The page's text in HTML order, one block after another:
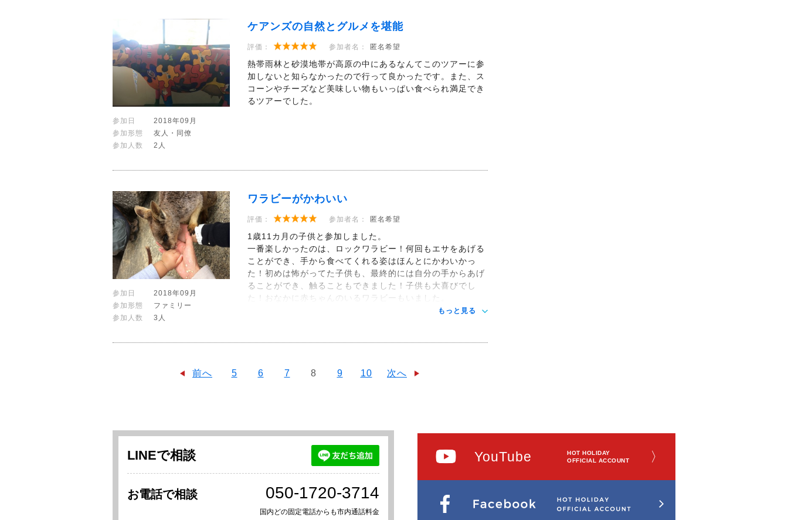
ケアンズの自然とグルメを堪能
評価： 参加者名： 匿名希望
熱帯雨林と砂漠地帯が高原の中にあるなんてこのツアーに参
加しないと知らなかったので行って良かったです。また、ス
コーンやチーズなど美味しい物もいっぱい食べられ満足でき
るツアーでした。
参加日
2018年09月
参加形態
友人・同僚
参加人数
2人
ワラビーがかわいい
評価： 参加者名： 匿名希望
1歳11カ月の子供と参加しました。
一番楽しかったのは、ロックワラビー！何回もエサをあげる
ことができ、手から食べてくれる姿はほんとにかわいかっ
た！初めは怖がってた子供も、最終的には自分の手からあげ
ることができ、触ることもできました！子供も大喜びでし
た！おなかに赤ちゃんのいるワラビーもいました。
もっと見る
参加日
2018年09月
参加形態
ファミリー
参加人数
3人
前へ 5 6 7 8 9 10 次へ
LINEで相談
お電話で相談 050-1720-3714
国内どの固定電話からも市内通話料金
YouTube
HOT HOLIDAY
OFFICIAL ACCOUNT
〉